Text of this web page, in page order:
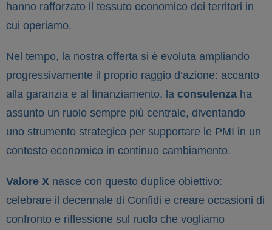
hanno rafforzato il tessuto economico dei territori in
cui operiamo.
Nel tempo, la nostra offerta si è evoluta ampliando
progressivamente il proprio raggio d’azione: accanto
alla garanzia e al finanziamento, la consulenza ha
assunto un ruolo sempre più centrale, diventando
uno strumento strategico per supportare le PMI in un
contesto economico in continuo cambiamento.
Valore X nasce con questo duplice obiettivo:
celebrare il decennale di Confidi e creare occasioni di
confronto e riflessione sul ruolo che vogliamo